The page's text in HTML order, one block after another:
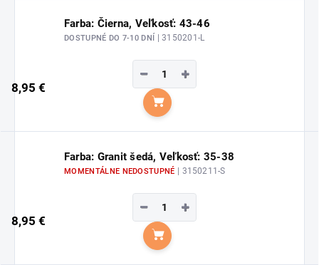
Farba: Čierna, Veľkosť: 43-46
DOSTUPNÉ DO 7-10 DNÍ | 3150201-L
8,95 €
+
−
Do košíka
Farba: Granit šedá, Veľkosť: 35-38
MOMENTÁLNE NEDOSTUPNÉ | 3150211-S
8,95 €
+
−
Do košíka